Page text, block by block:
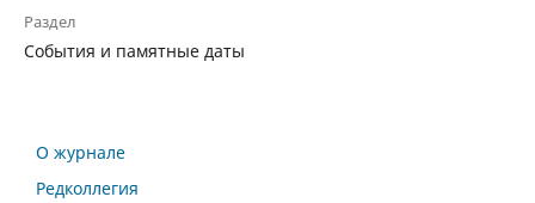
Раздел
События и памятные даты
О журнале
Редколлегия